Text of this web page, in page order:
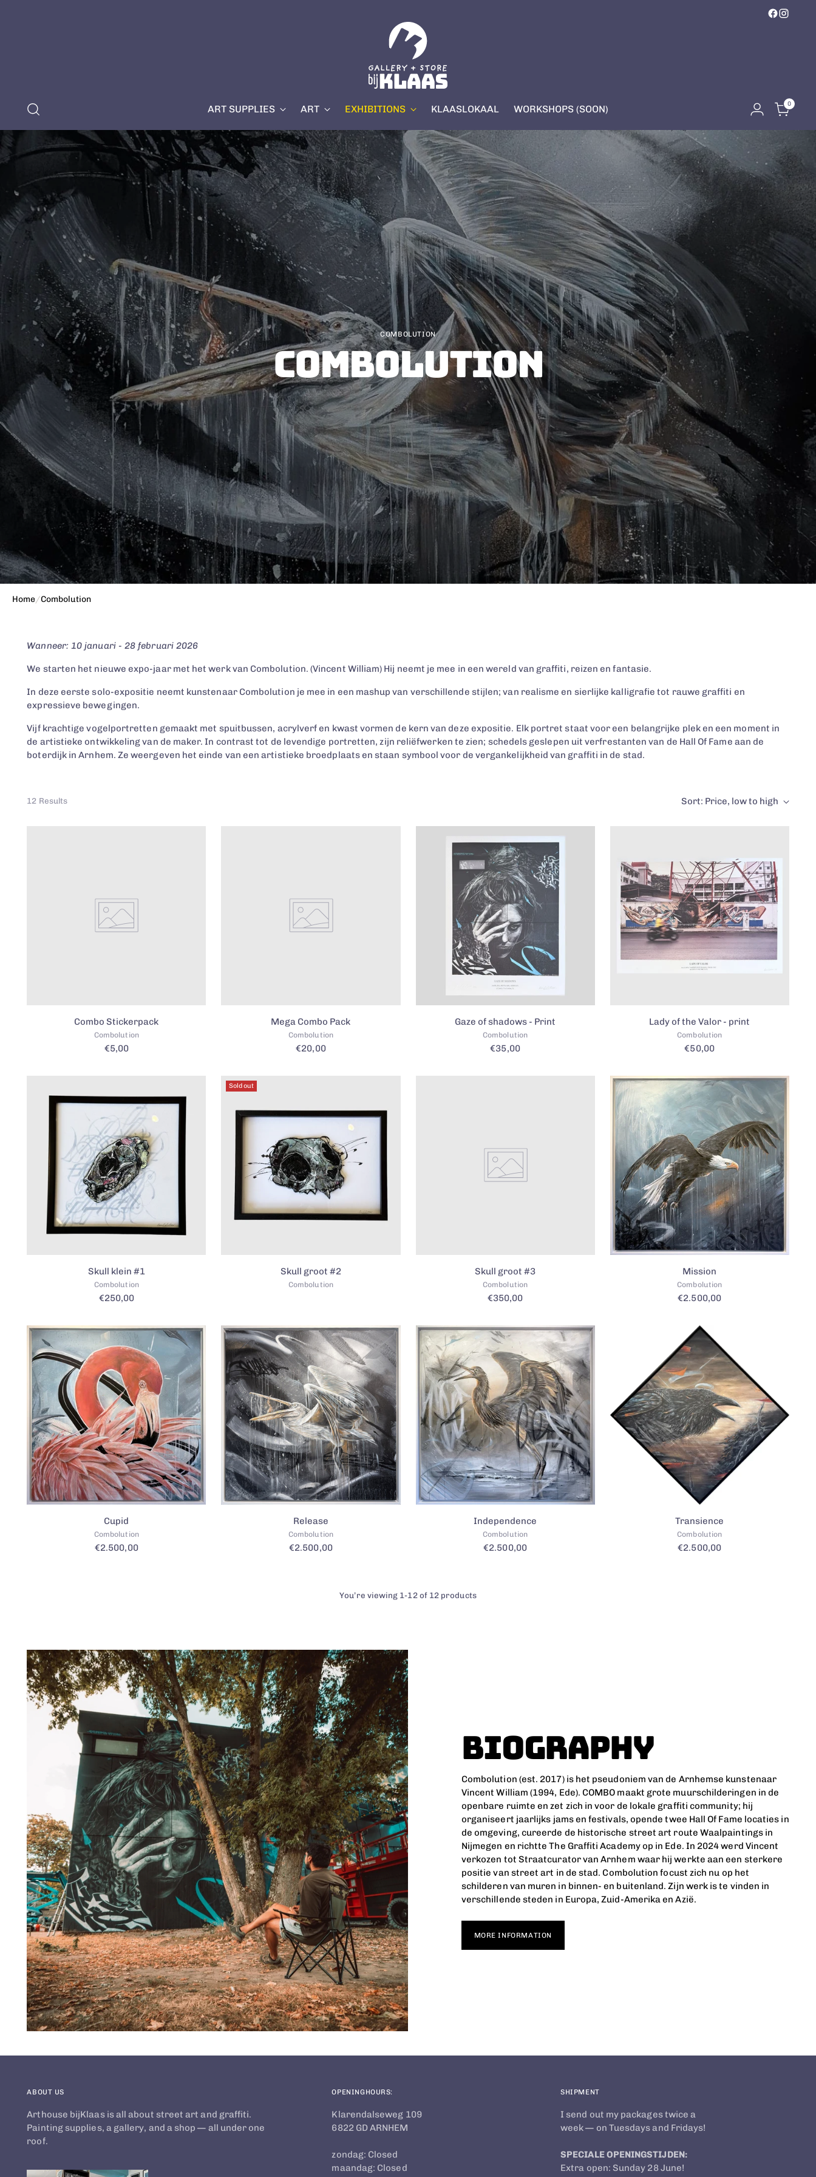
ART SUPPLIES ART EXHIBITIONS KLAASLOKAAL WORKSHOPS (SOON) 0
COMBOLUTION
COMBOLUTION
Home/Combolution
Wanneer: 10 januari - 28 februari 2026
We starten het nieuwe expo-jaar met het werk van Combolution. (Vincent William) Hij neemt je mee in een wereld van graffiti, reizen en fantasie.
In deze eerste solo-expositie neemt kunstenaar Combolution je mee in een mashup van verschillende stijlen; van realisme en sierlijke kalligrafie tot rauwe graffiti en
expressieve bewegingen.
Vijf krachtige vogelportretten gemaakt met spuitbussen, acrylverf en kwast vormen de kern van deze expositie. Elk portret staat voor een belangrijke plek en een moment in
de artistieke ontwikkeling van de maker. In contrast tot de levendige portretten, zijn reliëfwerken te zien; schedels geslepen uit verfrestanten van de Hall Of Fame aan de
boterdijk in Arnhem. Ze weergeven het einde van een artistieke broedplaats en staan symbool voor de vergankelijkheid van graffiti in de stad.
12 Results Sort: Price, low to high
Combo Stickerpack
Combolution
€5,00
Mega Combo Pack
Combolution
€20,00
Gaze of shadows - Print
Combolution
€35,00
Lady of the Valor - print
Combolution
€50,00
Skull klein #1
Combolution
€250,00
Sold out
Skull groot #2
Combolution
Skull groot #3
Combolution
€350,00
Mission
Combolution
€2.500,00
Cupid
Combolution
€2.500,00
Release
Combolution
€2.500,00
Independence
Combolution
€2.500,00
Transience
Combolution
€2.500,00
You’re viewing 1-12 of 12 products
BIOGRAPHY
Combolution (est. 2017) is het pseudoniem van de Arnhemse kunstenaar
Vincent William (1994, Ede). COMBO maakt grote muurschilderingen in de
openbare ruimte en zet zich in voor de lokale graffiti community; hij
organiseert jaarlijks jams en festivals, opende twee Hall Of Fame locaties in
de omgeving, cureerde de historische street art route Waalpaintings in
Nijmegen en richtte The Graffiti Academy op in Ede. In 2024 werd Vincent
verkozen tot Straatcurator van Arnhem waar hij werkte aan een sterkere
positie van street art in de stad. Combolution focust zich nu op het
schilderen van muren in binnen- en buitenland. Zijn werk is te vinden in
verschillende steden in Europa, Zuid-Amerika en Azië.
MORE INFORMATION
ABOUT US
Arthouse bijKlaas is all about street art and graffiti.
Painting supplies, a gallery, and a shop — all under one
roof.
OPENINGHOURS:
Klarendalseweg 109
6822 GD ARNHEM
zondag: Closed
maandag: Closed
SHIPMENT
I send out my packages twice a
week — on Tuesdays and Fridays!
SPECIALE OPENINGSTIJDEN:
Extra open: Sunday 28 June!